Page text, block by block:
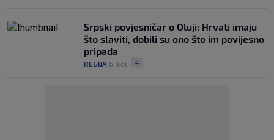
Srpski povjesničar o Oluji: Hrvati imaju
što slaviti, dobili su ono što im povijesno
pripada
REGIJA 6. kol. 4